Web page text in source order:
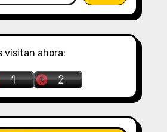
visitan ahora: